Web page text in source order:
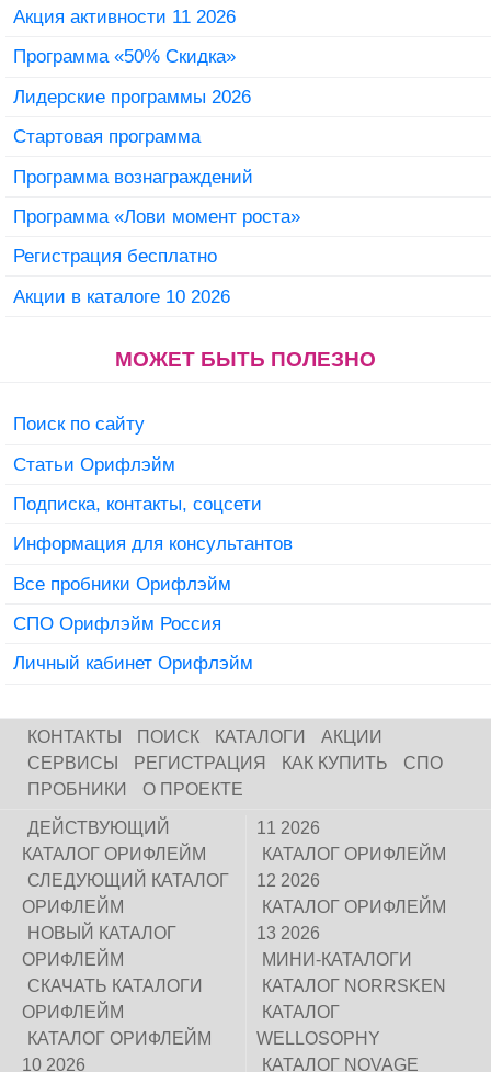
Акция активности 11 2026
Программа «50% Скидка»
Лидерские программы 2026
Стартовая программа
Программа вознаграждений
Программа «Лови момент роста»
Регистрация бесплатно
Акции в каталоге 10 2026
МОЖЕТ БЫТЬ ПОЛЕЗНО
Поиск по сайту
Статьи Орифлэйм
Подписка, контакты, соцсети
Информация для консультантов
Все пробники Орифлэйм
СПО Орифлэйм Россия
Личный кабинет Орифлэйм
КОНТАКТЫ ПОИСК КАТАЛОГИ
АКЦИИ
СЕРВИСЫ
РЕГИСТРАЦИЯ КАК КУПИТЬ
СПО
ПРОБНИКИ
О ПРОЕКТЕ
ДЕЙСТВУЮЩИЙ
КАТАЛОГ ОРИФЛЕЙМ
СЛЕДУЮЩИЙ КАТАЛОГ
ОРИФЛЕЙМ
НОВЫЙ КАТАЛОГ
ОРИФЛЕЙМ
СКАЧАТЬ КАТАЛОГИ
ОРИФЛЕЙМ
КАТАЛОГ ОРИФЛЕЙМ
10 2026
11 2026
КАТАЛОГ ОРИФЛЕЙМ
12 2026
КАТАЛОГ ОРИФЛЕЙМ
13 2026
МИНИ-КАТАЛОГИ
КАТАЛОГ NORRSKEN
КАТАЛОГ
WELLOSOPHY
КАТАЛОГ NOVAGE